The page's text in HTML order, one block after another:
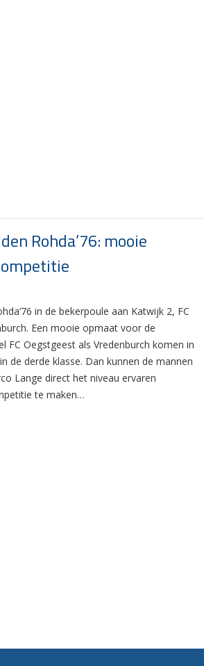
Rohda’76: mooie
in de bekerpoule aan Katwijk 2, FC
Een mooie opmaat voor de
FC Oegstgeest als Vredenburch komen in
de derde klasse. Dan kunnen de mannen
Lange direct het niveau ervaren
te maken…